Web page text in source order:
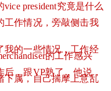
president究竟是什么
工作情况，旁敲侧击我
我的一些情况，工作经
的工作感兴
，跟VP熟了，他说，
下属，自己揣摩上意乱